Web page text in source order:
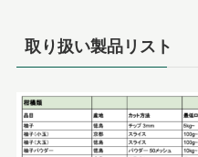
取り扱い製品リスト